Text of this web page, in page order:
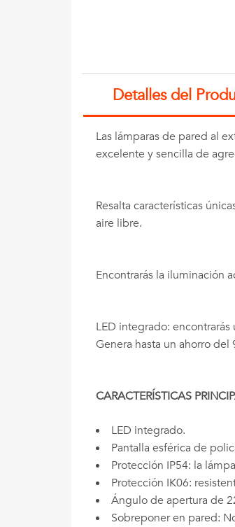
Detalles del
Las lámparas de pared al
excelente y sencilla de
Resalta características
aire libre.
Encontrarás la iluminación
LED integrado:
Genera hasta un ahorro
CARACTERÍSTICAS
LED integrado.
Pantalla esférica de
Protección IP54: la
Protección IK06:
Ángulo de apertura de
Sobreponer en pared: